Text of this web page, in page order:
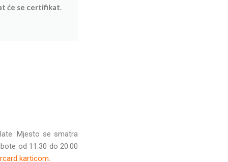
će se certifikat.
Mjesto se smatra
od 11.30 do 20.00
karticom.